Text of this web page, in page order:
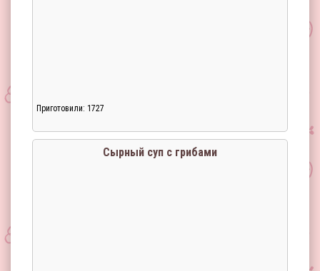
Приготовили: 1727
Сырный суп с грибами